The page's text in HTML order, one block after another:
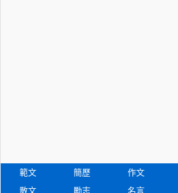
範文 簡歷 作文
散文
勵志 名言